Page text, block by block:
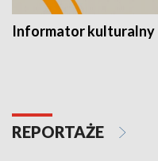
Informator kulturalny
REPORTAŻE